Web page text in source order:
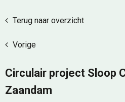
Terug naar overzicht
Vorige
Circulair project Sloop
Zaandam